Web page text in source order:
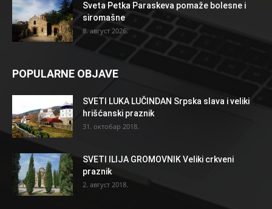
Sveta Petka Paraskeva pomaže bolesne i
siromašne
8. август 2026.
POPULARNE OBJAVE
SVETI LUKA LUČINDAN Srpska slava i veliki
hrišćanski praznik
31. октобар 2018.
SVETI ILIJA GROMOVNIK Veliki crkveni
praznik
2. август 2018.